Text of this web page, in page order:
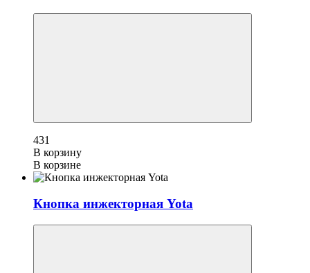
431
В корзину
В корзине
Кнопка инжекторная Yota